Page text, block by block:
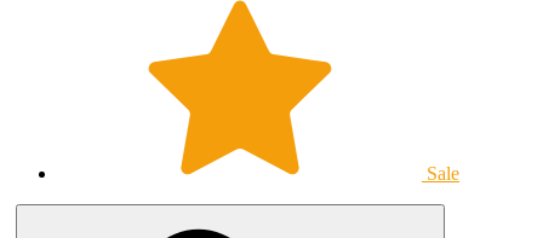
Sale